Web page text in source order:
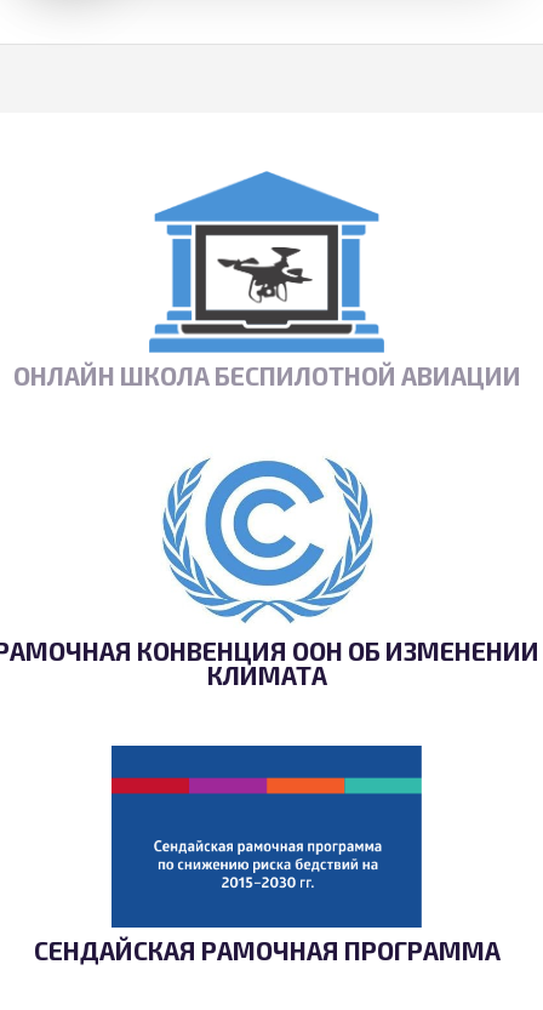
ОНЛАЙН ШКОЛА БЕСПИЛОТНОЙ АВИАЦИИ
КОНВЕНЦИЯ ООН ОБ ИЗМЕНЕНИИ
КЛИМАТА
СЕНДАЙСКАЯ РАМОЧНАЯ ПРОГРАММА